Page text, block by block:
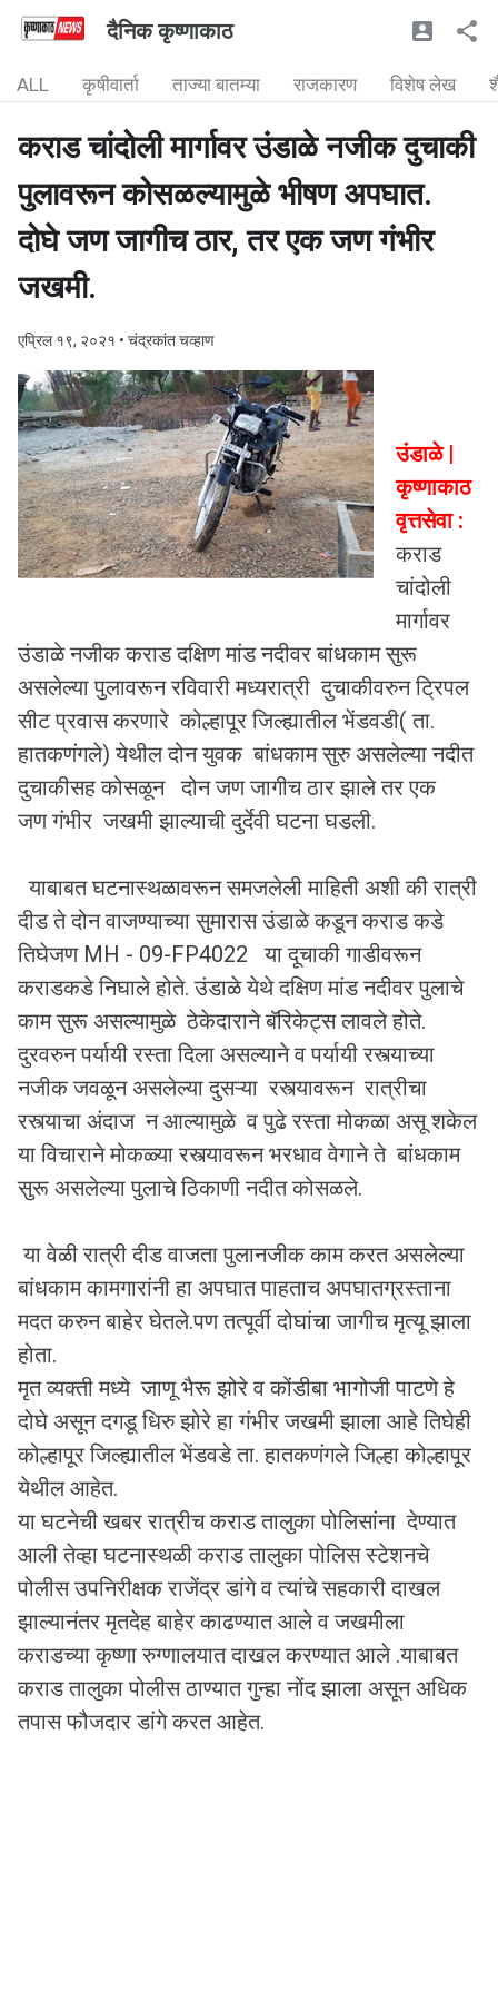
दैनिक कृष्णाकाठ
ALL कृषीवार्ता ताज्या बातम्या राजकारण विशेष लेख
कराड चांदोली मार्गावर उंडाळे नजीक दुचाकी
पुलावरून कोसळल्यामुळे भीषण अपघात.
दोघे जण जागीच ठार, तर एक जण गंभीर
जखमी.
एप्रिल १९, २०२१ • चंद्रकांत चव्हाण
उंडाळे |
कृष्णाकाठ
वृत्तसेवा :
कराड
चांदोली
मार्गावर
उंडाळे नजीक कराड दक्षिण मांड नदीवर बांधकाम सुरू
असलेल्या पुलावरून रविवारी मध्यरात्री दुचाकीवरुन ट्रिपल
सीट प्रवास करणारे कोल्हापूर जिल्ह्यातील भेंडवडी( ता.
हातकणंगले) येथील दोन युवक बांधकाम सुरु असलेल्या नदीत
दुचाकीसह कोसळून दोन जण जागीच ठार झाले तर एक
जण गंभीर जखमी झाल्याची दुर्देवी घटना घडली.
याबाबत घटनास्थळावरून समजलेली माहिती अशी की रात्री
दीड ते दोन वाजण्याच्या सुमारास उंडाळे कडून कराड कडे
तिघेजण MH - 09-FP4022 या दूचाकी गाडीवरून
कराडकडे निघाले होते‌. उंडाळे येथे दक्षिण मांड नदीवर पुलाचे
काम सुरू असल्यामुळे ठेकेदाराने बॅरिकेट्स लावले होते.
दुरवरुन पर्यायी रस्ता दिला असल्याने व पर्यायी रस्त्याच्या
नजीक जवळून असलेल्या दुसऱ्या रस्त्यावरून रात्रीचा
रस्त्याचा अंदाज न आल्यामुळे व पुढे रस्ता मोकळा असू शकेल
या विचाराने मोकळ्या रस्त्यावरून भरधाव वेगाने ते बांधकाम
सुरू असलेल्या पुलाचे ठिकाणी नदीत कोसळले.
या वेळी रात्री दीड वाजता पुलानजीक काम करत असलेल्या
बांधकाम कामगारांनी हा अपघात पाहताच अपघातग्रस्ताना
मदत करुन बाहेर घेतले.पण तत्पूर्वी दोघांचा जागीच मृत्यू झाला
होता.
मृत व्यक्ती मध्ये जाणू भैरू झोरे व कोंडीबा भागोजी पाटणे हे
दोघे असून दगडू धिरु झोरे हा गंभीर जखमी झाला आहे तिघेही
कोल्हापूर जिल्ह्यातील भेंडवडे ता. हातकणंगले जिल्हा कोल्हापूर
येथील आहेत.
या घटनेची खबर रात्रीच कराड तालुका पोलिसांना देण्यात
आली तेव्हा घटनास्थळी कराड तालुका पोलिस स्टेशनचे
पोलीस उपनिरीक्षक राजेंद्र डांगे व त्यांचे सहकारी दाखल
झाल्यानंतर मृतदेह बाहेर काढण्यात आले व जखमीला
कराडच्या कृष्णा रुग्णालयात दाखल करण्यात आले .याबाबत
कराड तालुका पोलीस ठाण्यात गुन्हा नोंद झाला असून अधिक
तपास फौजदार डांगे करत आहेत.